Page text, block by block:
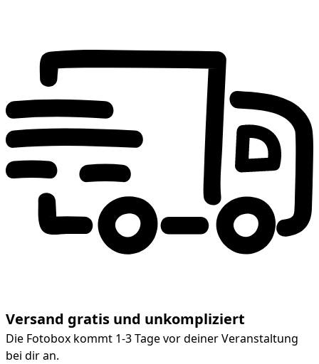
Versand gratis und unkompliziert
Die Fotobox kommt 1-3 Tage vor deiner Veranstaltung
bei dir an.